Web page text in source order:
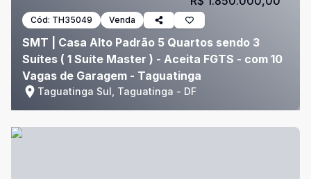
Cód: TH35049 Venda
SMT | Casa Alto Padrão 5 Quartos sendo 3
Suítes ( 1 Suíte Master ) - Aceita FGTS - com 10
Vagas de Garagem - Taguatinga
Taguatinga Sul, Taguatinga - DF